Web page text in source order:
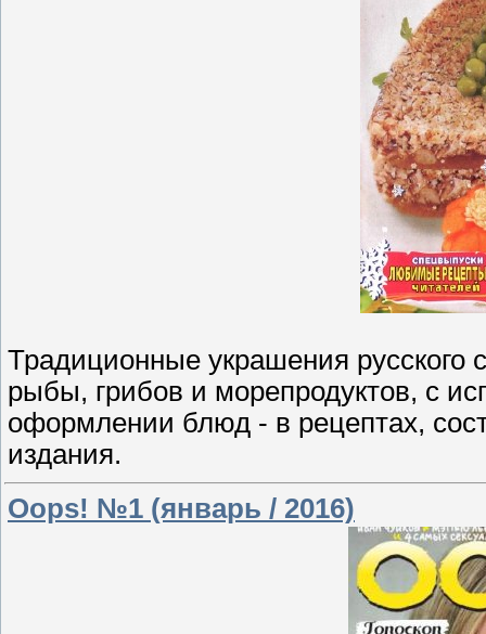
Традиционные украшения русского
рыбы, грибов и морепродуктов, с
оформлении блюд - в рецептах,
издания.
Oops! №1 (январь / 2016)